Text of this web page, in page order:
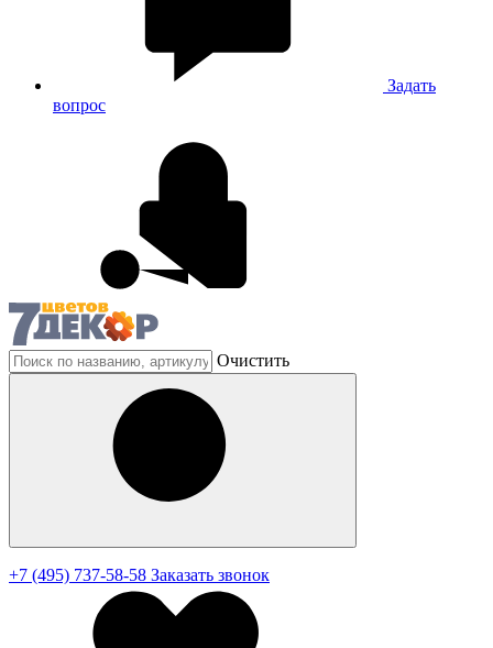
Задать
вопрос
Очистить
+7 (495) 737-58-58 Заказать звонок